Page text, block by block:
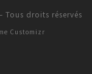
Tous droits réservés
Customizr